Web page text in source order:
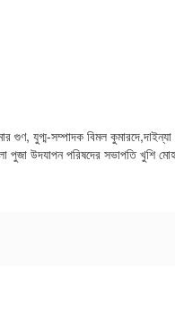
গুণ, যুগ্ম-সম্পাদক বিমল
পুজা উদযাপন পরিষদের সভাপতি খুশি